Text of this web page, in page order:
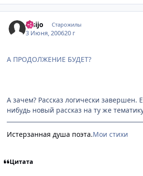
Kisijo Старожилы
3 Июня, 200620 г
А ПРОДОЛЖЕНИЕ БУДЕТ?
А зачем? Рассказ логически завершен.
нибудь новый рассказ на ту же
Истерзанная душа поэта.Мои стихи
Цитата